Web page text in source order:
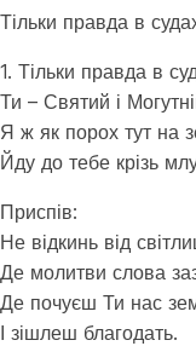
Тільки правда в
1. Тільки правда в
Ти – Святий і
Я ж як порох тут на
Йду до тебе крізь
Приспів:
Не відкинь від
Де молитви слова
Де почуєш Ти нас
І зішлеш благодать.